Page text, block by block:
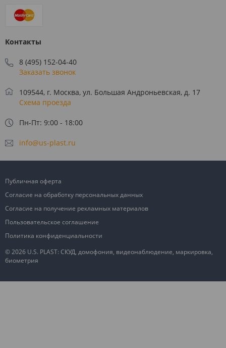
Контакты
8 (495) 152-04-40
Заказать звонок
109544, г. Москва, ул. Большая Андроньевская, д. 17
Схема проезда
Пн-Пт: 9:00 - 18:00
info@us-plast.ru
© 2026 U.S. PLAST: СКУД, домофония, видеонаблюдение, маркировка,
биометрия
Публичная оферта
Согласие на обработку персональных данных
Согласие на получение рекламных материалов
Пользовательское соглашение
Политика конфиденциальности